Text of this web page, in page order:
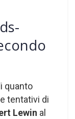
quanto
tentativi di
Lewin al